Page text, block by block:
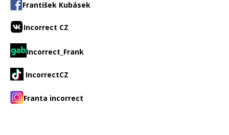
František Kubásek
Incorrect CZ
Incorrect_Frank
IncorrectCZ
Franta incorrect